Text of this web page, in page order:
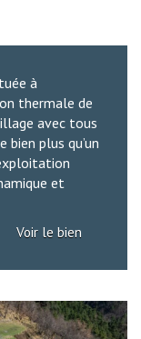
à
thermale de
avec tous
plus qu’un
et
Voir le bien